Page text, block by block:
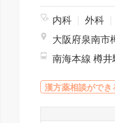
内科 外科
大阪府泉南市
漢方薬相談ができ